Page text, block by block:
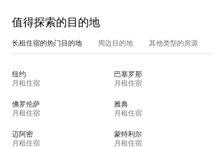
值得探索的目的地
长租住宿的热门目的地 周边目的地 其他类型的房源
纽约
月租住宿
巴塞罗那
月租住宿
佛罗伦萨
月租住宿
雅典
月租住宿
迈阿密
月租住宿
蒙特利尔
月租住宿